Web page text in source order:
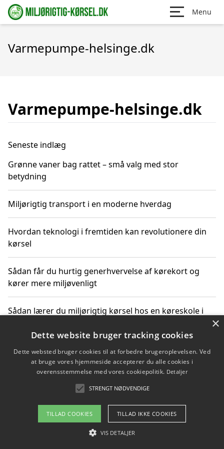
Menu
Varmepumpe-helsinge.dk
Varmepumpe-helsinge.dk
Seneste indlæg
Grønne vaner bag rattet – små valg med stor
betydning
Miljørigtig transport i en moderne hverdag
Hvordan teknologi i fremtiden kan revolutionere din
kørsel
Sådan får du hurtig generhvervelse af kørekort og
kører mere miljøvenligt
Sådan lærer du miljørigtig kørsel hos en køreskole i
Copyright 2026 - Pilanto Aps
Om / kontakt
×
Dette website bruger tracking cookies
Dette websted bruger cookies til at forbedre brugeroplevelsen. Ved
at bruge vores hjemmeside accepterer du alle cookies i
overensstemmelse med vores cookiepolitik. Detaljer
STRENGT NØDVENDIGE
TILLAD COOKIES TILLAD IKKE COOKIES
VIS DETALJER